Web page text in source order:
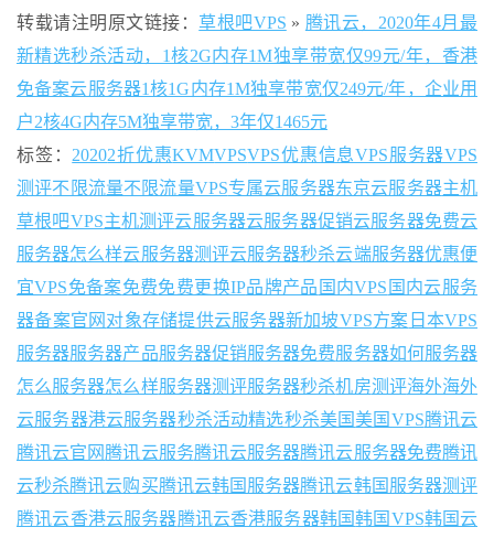
转载请注明原文链接： 草根吧VPS » 腾讯云，2020年4月最
新精选秒杀活动，1核2G内存1M独享带宽仅99元/年，香港
免备案云服务器1核1G内存1M独享带宽仅249元/年，企业用
户2核4G内存5M独享带宽，3年仅1465元
标签： 20202折优惠KVMVPSVPS优惠信息VPS服务器VPS
测评不限流量不限流量VPS专属云服务器东京云服务器主机
草根吧VPS主机测评云服务器云服务器促销云服务器免费云
服务器怎么样云服务器测评云服务器秒杀云端服务器优惠便
宜VPS免备案免费免费更换IP品牌产品 国内VPS 国内云服务
器备案官网 对象存储提供云服务器新加坡VPS方案 日本VPS
服务器服务器产品服务器促销服务器免费服务器如何服务器
怎么服务器怎么样服务器测评服务器秒杀机房测评海外海外
云服务器港云服务器秒杀活动精选秒杀美国 美国VPS腾讯云
腾讯云官网 腾讯云服务腾讯云服务器腾讯云服务器免费腾讯
云秒杀腾讯云购买腾讯云韩国服务器腾讯云韩国服务器测评
腾讯云香港云服务器腾讯云香港服务器韩国韩国VPS韩国云